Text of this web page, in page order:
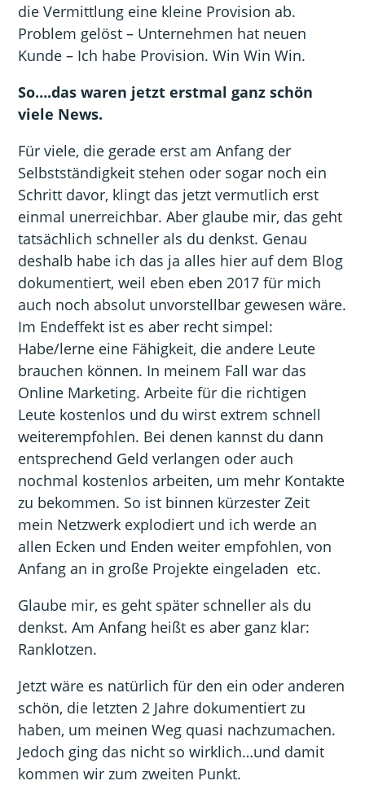
die Vermittlung eine kleine Provision ab.
Problem gelöst – Unternehmen hat neuen
Kunde – Ich habe Provision. Win Win Win.
So….das waren jetzt erstmal ganz schön
viele News.
Für viele, die gerade erst am Anfang der
Selbstständigkeit stehen oder sogar noch ein
Schritt davor, klingt das jetzt vermutlich erst
einmal unerreichbar. Aber glaube mir, das geht
tatsächlich schneller als du denkst. Genau
deshalb habe ich das ja alles hier auf dem Blog
dokumentiert, weil eben eben 2017 für mich
auch noch absolut unvorstellbar gewesen wäre.
Im Endeffekt ist es aber recht simpel:
Habe/lerne eine Fähigkeit, die andere Leute
brauchen können. In meinem Fall war das
Online Marketing. Arbeite für die richtigen
Leute kostenlos und du wirst extrem schnell
weiterempfohlen. Bei denen kannst du dann
entsprechend Geld verlangen oder auch
nochmal kostenlos arbeiten, um mehr Kontakte
zu bekommen. So ist binnen kürzester Zeit
mein Netzwerk explodiert und ich werde an
allen Ecken und Enden weiter empfohlen, von
Anfang an in große Projekte eingeladen etc.
Glaube mir, es geht später schneller als du
denkst. Am Anfang heißt es aber ganz klar:
Ranklotzen.
Jetzt wäre es natürlich für den ein oder anderen
schön, die letzten 2 Jahre dokumentiert zu
haben, um meinen Weg quasi nachzumachen.
Jedoch ging das nicht so wirklich…und damit
kommen wir zum zweiten Punkt.